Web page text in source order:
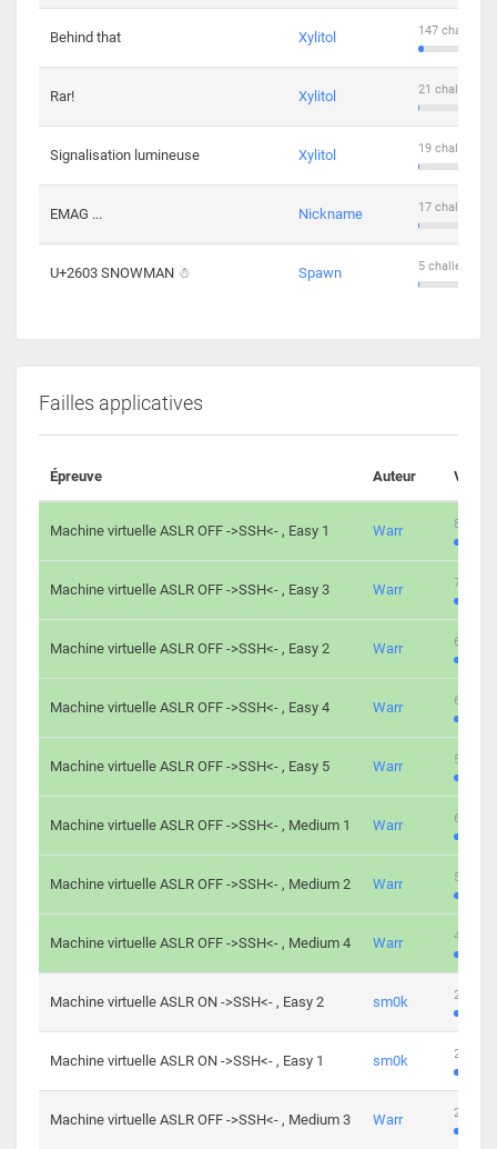
Behind that Xylitol 147
Rar! Xylitol 21
Signalisation lumineuse Xylitol 19
EMAG ... Nickname 17
U+2603 SNOWMAN ☃ Spawn 5 challengers
Failles applicatives
Épreuve Auteur
Machine virtuelle ASLR OFF ->SSH<- , Easy 1 Warr 801
Machine virtuelle ASLR OFF ->SSH<- , Easy 3 Warr 746
Machine virtuelle ASLR OFF ->SSH<- , Easy 2 Warr 681
Machine virtuelle ASLR OFF ->SSH<- , Easy 4 Warr 645
Machine virtuelle ASLR OFF ->SSH<- , Easy 5 Warr 561
Machine virtuelle ASLR OFF ->SSH<- , Medium 1 Warr 605
Machine virtuelle ASLR OFF ->SSH<- , Medium 2 Warr 509
Machine virtuelle ASLR OFF ->SSH<- , Medium 4 Warr 413
Machine virtuelle ASLR ON ->SSH<- , Easy 2 sm0k 247
Machine virtuelle ASLR ON ->SSH<- , Easy 1 sm0k 219
Machine virtuelle ASLR OFF ->SSH<- , Medium 3 Warr 280